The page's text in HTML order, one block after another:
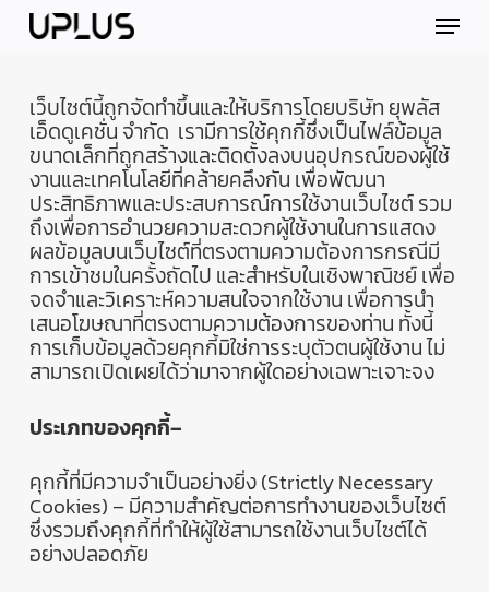
Skip Menu
เว็บไซต์นี้ถูกจัดทำขึ้นและให้บริการโดยบริษัท ยุพลัส
เอ็ดดูเคชั่น จำกัด เรามีการใช้คุกกี้ซึ่งเป็นไฟล์ข้อมูล
ขนาดเล็กที่ถูกสร้างและติดตั้งลงบนอุปกรณ์ของผู้ใช้
งานและเทคโนโลยีที่คล้ายคลึงกัน เพื่อพัฒนา
ประสิทธิภาพและประสบการณ์การใช้งานเว็บไซต์รวม
ถึงเพื่อการอำนวยความสะดวกผู้ใช้งานในการแสดง
ผลข้อมูลบนเว็บไซต์ที่ตรงตามความต้องการกรณีมี
การเข้าชมในครั้งถัดไป และสำหรับในเชิงพาณิชย์เพื่อ
จดจำและวิเคราะห์ความสนใจจากใช้งาน เพื่อการนำ
เสนอโฆษณาที่ตรงตามความต้องการของท่าน ทั้งนี้
การเก็บข้อมูลด้วยคุกกี้มิใช่การระบุตัวตนผู้ใช้งานไม่
สามารถเปิดเผยได้ว่ามาจากผู้ใดอย่างเฉพาะเจาะจง
ประเภทของคุกกี้–
คุกกี้ที่มีความจำเป็นอย่างยิ่ง(Strictly Necessary
Cookies) –มีความสำคัญต่อการทำงานของเว็บไซต์
ซึ่งรวมถึงคุกกี้ที่ทำให้ผู้ใช้สามารถใช้งานเว็บไซต์ได้
อย่างปลอดภัย